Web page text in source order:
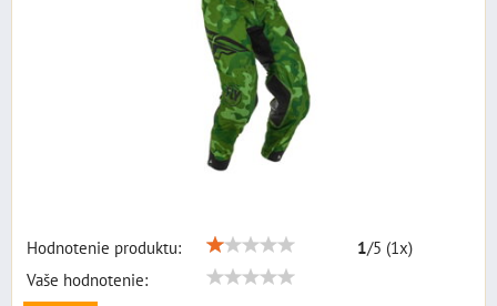
Hodnotenie produktu: 1/5 (1x)
Vaše hodnotenie: